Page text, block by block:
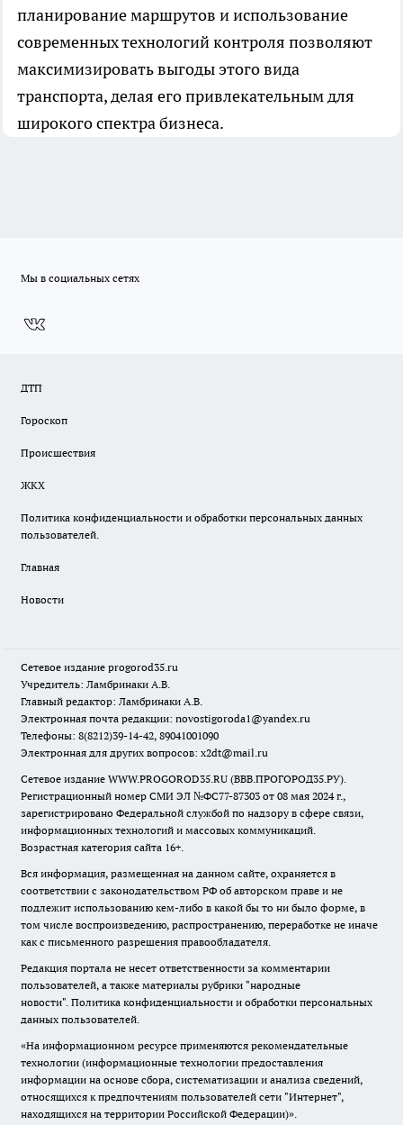
планирование маршрутов и использование
современных технологий контроля позволяют
максимизировать выгоды этого вида
транспорта, делая его привлекательным для
широкого спектра бизнеса.
Мы в социальных сетях
ДТП
Гороскоп
Происшествия
ЖКХ
Политика конфиденциальности и обработки персональных данных
пользователей.
Главная
Новости
Сетевое издание progorod35.ru
Учредитель: Ламбринаки А.В.
Главный редактор: Ламбринаки А.В.
Электронная почта редакции: novostigoroda1@yandex.ru
Телефоны: 8(8212)39-14-42, 89041001090
Электронная для других вопросов: x2dt@mail.ru
Сетевое издание WWW.PROGOROD35.RU (ВВВ.ПРОГОРОД35.РУ).
Регистрационный номер СМИ ЭЛ №ФС77-87303 от 08 мая 2024 г.,
зарегистрировано Федеральной службой по надзору в сфере связи,
информационных технологий и массовых коммуникаций.
Возрастная категория сайта 16+.
Вся информация, размещенная на данном сайте, охраняется в
соответствии с законодательством РФ об авторском праве и не
подлежит использованию кем-либо в какой бы то ни было форме, в
том числе воспроизведению, распространению, переработке не иначе
как с письменного разрешения правообладателя.
Редакция портала не несет ответственности за комментарии
пользователей, а также материалы рубрики "народные
новости". Политика конфиденциальности и обработки персональных
данных пользователей.
«На информационном ресурсе применяются рекомендательные
технологии (информационные технологии предоставления
информации на основе сбора, систематизации и анализа сведений,
относящихся к предпочтениям пользователей сети "Интернет",
находящихся на территории Российской Федерации)».